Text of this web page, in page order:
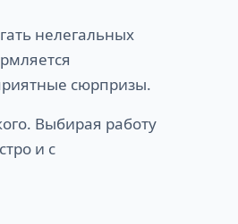
нелегальных
сюрпризы.
Выбирая работу
и с